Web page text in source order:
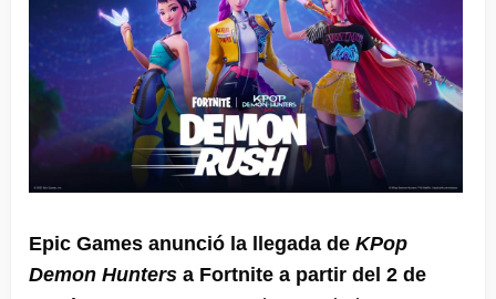
Epic Games anunció la llegada de KPop
Demon Hunters a Fortnite a partir del 2 de